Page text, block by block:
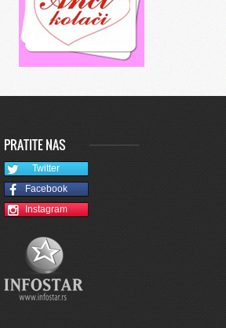
PRATITE NAS
Twitter
Facebook
Instagram